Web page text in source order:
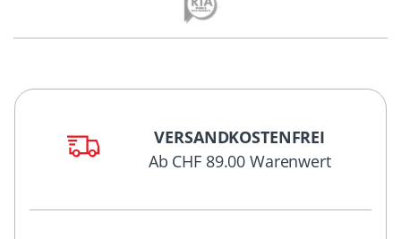
VERSANDKOSTENFREI
Ab CHF 89.00 Warenwert